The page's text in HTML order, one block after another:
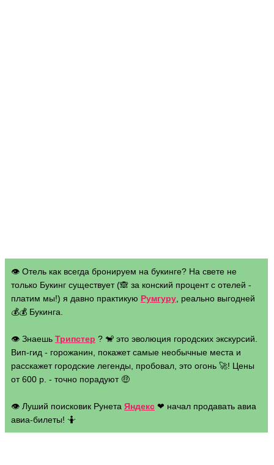
👁 Отель как всегда бронируем на букинге? На свете не
только Букинг существует (🙈 за конский процент с отелей -
платим мы!) я давно практикую Румгуру , реально выгодней
💰💰 Букинга.
👁 Знаешь Трипстер ? 🐒 это эволюция городских экскурсий.
Вип-гид - горожанин, покажет самые необычные места и
расскажет городские легенды, пробовал, это огонь 🚀! Цены
от 600 р. - точно порадуют 🤑
👁 Луший поисковик Рунета Яндекс ❤ начал продавать авиа
авиа-билеты! 🤷